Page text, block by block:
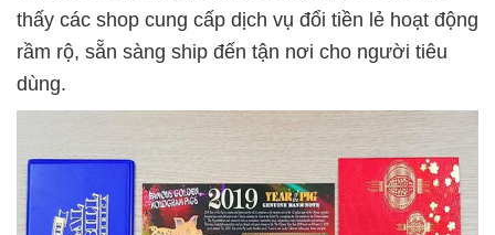
thấy các shop cung cấp dịch vụ đổi tiền lẻ hoạt động
rầm rộ, sẵn sàng ship đến tận nơi cho người tiêu
dùng.